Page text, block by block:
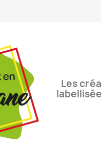
Les